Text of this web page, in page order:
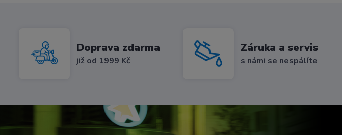
Doprava zdarma
již od 1999 Kč
Záruka a servis
s námi se nespálíte